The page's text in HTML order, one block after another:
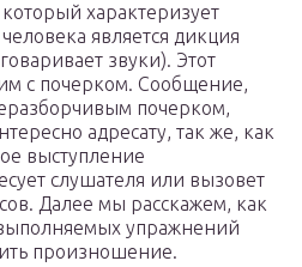
характеризует
является дикция
звуки). Этот
с почерком. Сообщение,
почерком,
адресату, так же, как
выступление
слушателя или вызовет
Далее мы расскажем, как
упражнений
произношение.